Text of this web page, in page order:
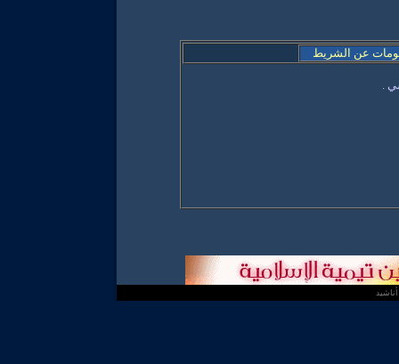
عن الشريط
.